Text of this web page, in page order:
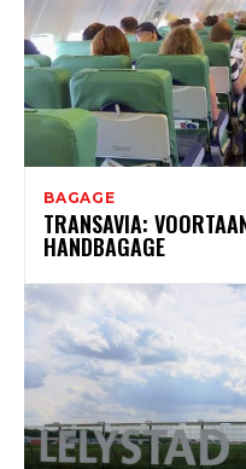
BAGAGE
TRANSAVIA:
HANDBAGAGE